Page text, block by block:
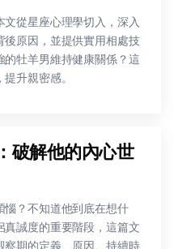
從星座心理學切入，深入
後原因，並提供實用相處技
牡羊男維持健康關係？這
升親密感。
破解他的內心世
惱？不知道他到底在想什
真誠度的重要階段，這篇文
察期的定義、原因、持續時